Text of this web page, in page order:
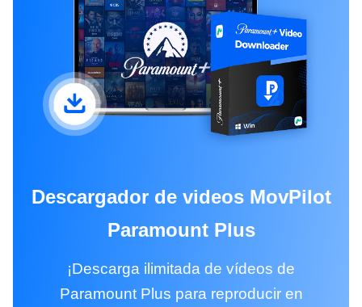
Descargador de videos MovPilot
Paramount Plus
¡Descarga ilimitada de vídeos de
Paramount Plus para reproducir en